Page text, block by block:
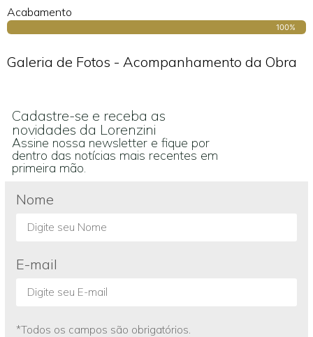
Acabamento
100%
Galeria de Fotos - Acompanhamento da Obra
Cadastre-se e receba as
novidades da Lorenzini
Assine nossa newsletter e fique por
dentro das notícias mais recentes em
primeira mão.
Nome
E-mail
*Todos os campos são obrigatórios.